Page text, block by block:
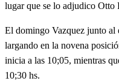
lugar que se lo adjudico Otto
El domingo Vazquez junto
largando en la novena
inicia a las 10;05, mientras
10;30 hs.